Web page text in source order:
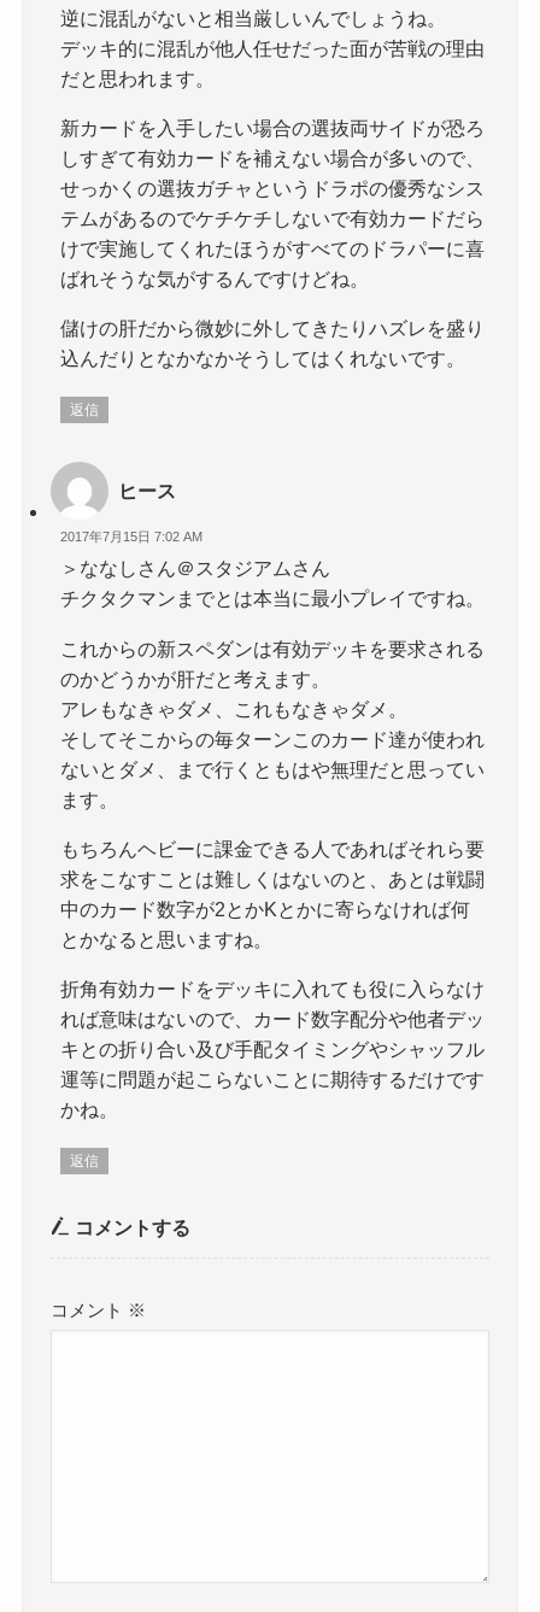
逆に混乱がないと相当厳しいんでしょうね。
デッキ的に混乱が他人任せだった面が苦戦の理由
だと思われます。
新カードを入手したい場合の選抜両サイドが恐ろ
しすぎて有効カードを補えない場合が多いので、
せっかくの選抜ガチャというドラポの優秀なシス
テムがあるのでケチケチしないで有効カードだら
けで実施してくれたほうがすべてのドラパーに喜
ばれそうな気がするんですけどね。
儲けの肝だから微妙に外してきたりハズレを盛り
込んだりとなかなかそうしてはくれないです。
返信
ヒース
2017年7月15日 7:02 AM
＞ななしさん＠スタジアムさん
チクタクマンまでとは本当に最小プレイですね。
これからの新スペダンは有効デッキを要求される
のかどうかが肝だと考えます。
アレもなきゃダメ、これもなきゃダメ。
そしてそこからの毎ターンこのカード達が使われ
ないとダメ、まで行くともはや無理だと思ってい
ます。
もちろんヘビーに課金できる人であればそれら要
求をこなすことは難しくはないのと、あとは戦闘
中のカード数字が2とかKとかに寄らなければ何
とかなると思いますね。
折角有効カードをデッキに入れても役に入らなけ
れば意味はないので、カード数字配分や他者デッ
キとの折り合い及び手配タイミングやシャッフル
運等に問題が起こらないことに期待するだけです
かね。
返信
コメントする
コメント ※